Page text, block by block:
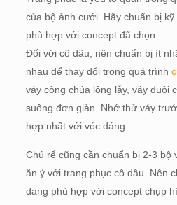
của bộ ảnh cưới. Hãy chuẩn bị
phù hợp với concept đã chọn.
Đối với cô dâu, nên chuẩn bị ít
nhau để thay đổi trong quá trình
váy công chúa lộng lẫy, váy đuôi
suông đơn giản. Nhớ thử váy
hợp nhất với vóc dáng.
Chú rể cũng cần chuẩn bị 2-3 bộ
ăn ý với trang phục cô dâu. Nên
dáng phù hợp với concept chụp